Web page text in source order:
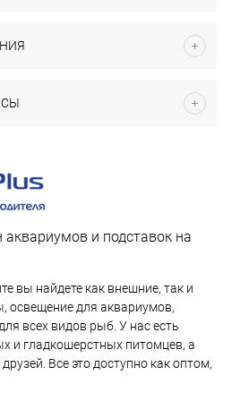
аквариумов и подставок на
вы найдете как внешние, так и
освещение для аквариумов,
всех видов рыб. У нас есть
и гладкошерстных питомцев, а
Все это доступно как оптом,